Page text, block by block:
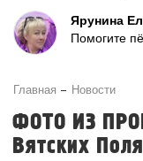
Ярунина
Помогите
Главная Новости
ФОТО ИЗ
Вятских